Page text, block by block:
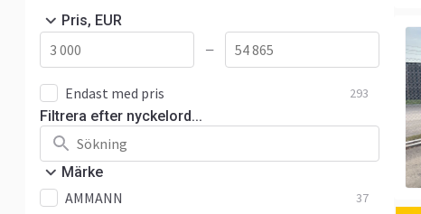
Pris, EUR
—
Endast med pris 293
Filtrera efter nyckelord...
Märke
AMMANN 37